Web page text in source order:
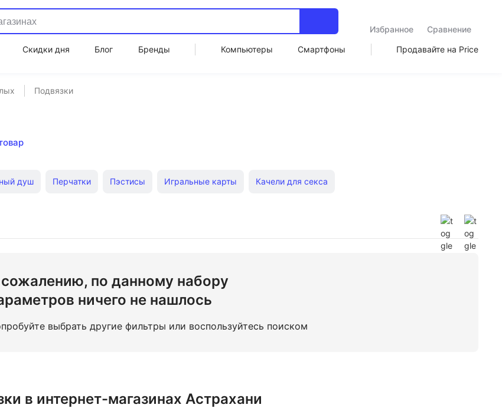
Избранное
Сравнение
Скидки дня Блог Бренды Компьютеры Смартфоны Продавайте на Price
Подвязки
душ Перчатки Пэстисы Игральные карты Качели для секса
по данному набору
ничего не нашлось
выбрать другие фильтры или воспользуйтесь поиском
в интернет-магазинах Астрахани